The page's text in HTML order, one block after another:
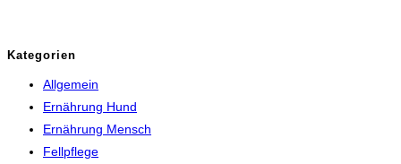
Kategorien
Allgemein
Ernährung Hund
Ernährung Mensch
Fellpflege